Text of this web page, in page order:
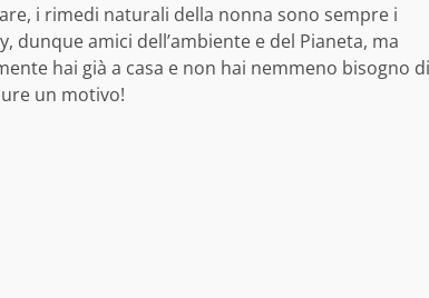
i rimedi naturali della nonna sono sempre i
amici dell’ambiente e del Pianeta, ma
hai già a casa e non hai nemmeno bisogno di
un motivo!